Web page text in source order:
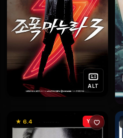
ALT
★ 6.4 YENİ